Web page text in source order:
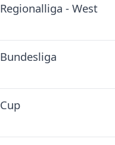
Regionalliga - West
Bundesliga
Cup